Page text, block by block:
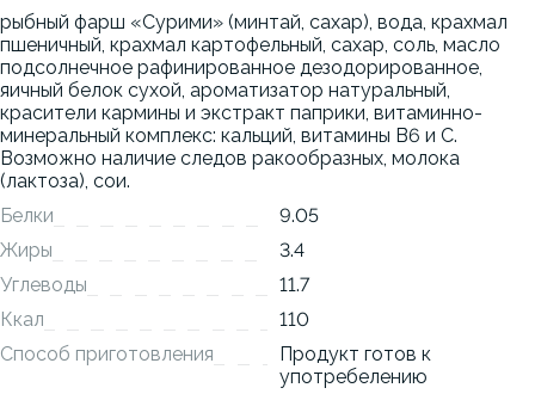
рыбный фарш «Сурими» (минтай, сахар), вода, крахмал
пшеничный, крахмал картофельный, сахар, соль, масло
подсолнечное рафинированное дезодорированное,
яичный белок сухой, ароматизатор натуральный,
красители кармины и экстракт паприки, витаминно-
минеральный комплекс: кальций, витамины В6 и С.
Возможно наличие следов ракообразных, молока
(лактоза), сои.
Белки
9.05
Жиры
3.4
Углеводы
11.7
Ккал
110
Способ приготовления
Продукт готов к
употребелению